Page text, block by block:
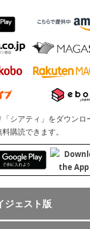
シアティ」をダウンロ
購読できます。
ジェスト版